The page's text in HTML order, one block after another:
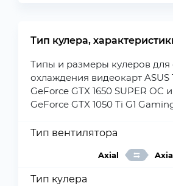
Тип кулера,
Типы и размеры кулеров для
охлаждения видеокарт ASUS
GeForce GTX 1650 SUPER OC
GeForce GTX 1050 Ti G1
Тип вентилятора
Axial
Тип кулера